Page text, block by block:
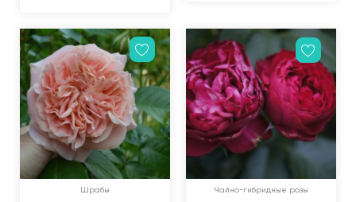
Шрабы Чайно-гибридные розы